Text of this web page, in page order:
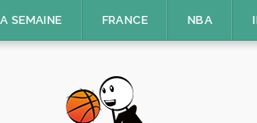
SEMAINE FRANCE NBA